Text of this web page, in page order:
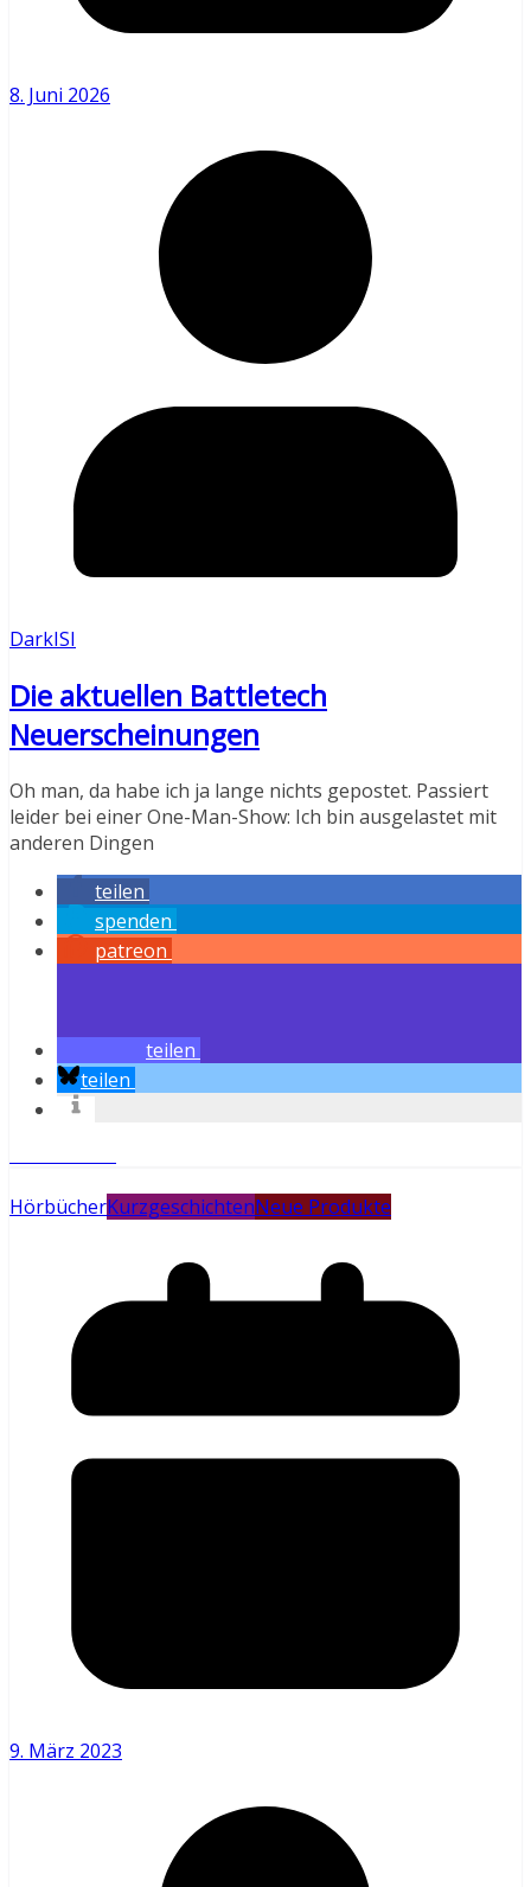
8. Juni 2026
DarkISI
Die aktuellen Battletech
Neuerscheinungen
Oh man, da habe ich ja lange nichts gepostet. Passiert
leider bei einer One-Man-Show: Ich bin ausgelastet mit
anderen Dingen
teilen
spenden
patreon
teilen
teilen
HörbücherKurzgeschichtenNeue Produkte
9. März 2023